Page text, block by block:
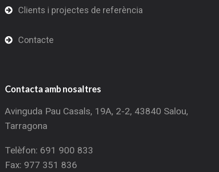
Clients i projectes de referència
Contacte
Contacta amb nosaltres
Avinguda Pau Casals, 19A, 2-2, 43840 Salou,
Tarragona
Telèfon: 691 900 833
Fax: 977 351 836